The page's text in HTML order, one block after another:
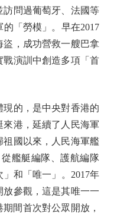
問過葡萄牙、法國等
「勞模」。早在2017
，成功營救一艘巴拿
演訓中創造多項「首
的，是中央對香港的
港，延續了人民海軍
國以來，人民海軍艦
艦艇編隊、護航編隊
和「唯一」。2017年
放參觀，這是其唯一一
間首次對公眾開放，